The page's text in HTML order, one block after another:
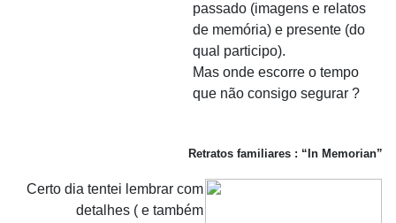
passado (imagens e relatos
de memória) e presente (do
qual participo).
Mas onde escorre o tempo
que não consigo segurar ?
Retratos familiares : “In Memorian”
Certo dia tentei lembrar com
detalhes ( e também